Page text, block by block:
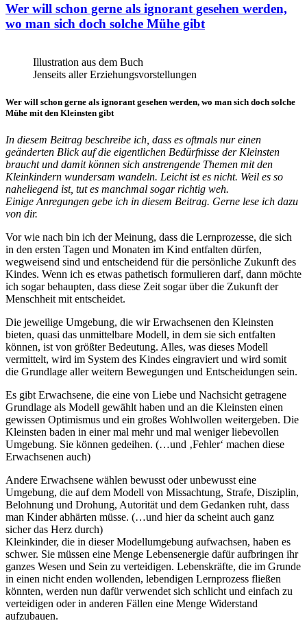
Wer will schon gerne als ignorant gesehen werden,
wo man sich doch solche Mühe gibt
Illustration aus dem Buch
Jenseits aller Erziehungsvorstellungen
Wer will schon gerne als ignorant gesehen werden, wo man sich doch solche
Mühe mit den Kleinsten gibt
In diesem Beitrag beschreibe ich, dass es oftmals nur einen
geänderten Blick auf die eigentlichen Bedürfnisse der Kleinsten
braucht und damit können sich anstrengende Themen mit den
Kleinkindern wundersam wandeln. Leicht ist es nicht. Weil es so
naheliegend ist, tut es manchmal sogar richtig weh.
Einige Anregungen gebe ich in diesem Beitrag. Gerne lese ich dazu
von dir.
Vor wie nach bin ich der Meinung, dass die Lernprozesse, die sich
in den ersten Tagen und Monaten im Kind entfalten dürfen,
wegweisend sind und entscheidend für die persönliche Zukunft des
Kindes. Wenn ich es etwas pathetisch formulieren darf, dann möchte
ich sogar behaupten, dass diese Zeit sogar über die Zukunft der
Menschheit mit entscheidet.
Die jeweilige Umgebung, die wir Erwachsenen den Kleinsten
bieten, quasi das unmittelbare Modell, in dem sie sich entfalten
können, ist von größter Bedeutung. Alles, was dieses Modell
vermittelt, wird im System des Kindes eingraviert und wird somit
die Grundlage aller weitern Bewegungen und Entscheidungen sein.
Es gibt Erwachsene, die eine von Liebe und Nachsicht getragene
Grundlage als Modell gewählt haben und an die Kleinsten einen
gewissen Optimismus und ein großes Wohlwollen weitergeben. Die
Kleinsten baden in einer mal mehr und mal weniger liebevollen
Umgebung. Sie können gedeihen. (…und ‚Fehler‘ machen diese
Erwachsenen auch)
Andere Erwachsene wählen bewusst oder unbewusst eine
Umgebung, die auf dem Modell von Missachtung, Strafe, Disziplin,
Belohnung und Drohung, Autorität und dem Gedanken ruht, dass
man Kinder abhärten müsse. (…und hier da scheint auch ganz
sicher das Herz durch)
Kleinkinder, die in dieser Modellumgebung aufwachsen, haben es
schwer. Sie müssen eine Menge Lebensenergie dafür aufbringen ihr
ganzes Wesen und Sein zu verteidigen. Lebenskräfte, die im Grunde
in einen nicht enden wollenden, lebendigen Lernprozess fließen
könnten, werden nun dafür verwendet sich schlicht und einfach zu
verteidigen oder in anderen Fällen eine Menge Widerstand
aufzubauen.